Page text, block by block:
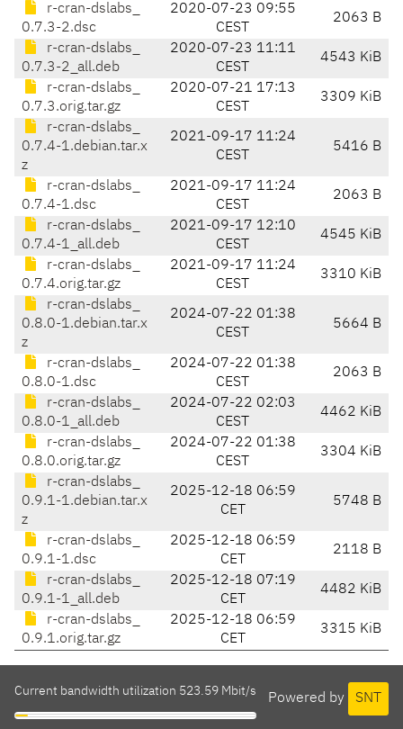
r-cran-dslabs_
0.7.3-2.dsc
2020-07-23 09:55
CEST
2063 B
r-cran-dslabs_
0.7.3-2_all.deb
2020-07-23 11:11
CEST
4543 KiB
r-cran-dslabs_
0.7.3.orig.tar.gz
2020-07-21 17:13
CEST
3309 KiB
r-cran-dslabs_
0.7.4-1.debian.tar.x
z
2021-09-17 11:24
CEST
5416 B
r-cran-dslabs_
0.7.4-1.dsc
2021-09-17 11:24
CEST
2063 B
r-cran-dslabs_
0.7.4-1_all.deb
2021-09-17 12:10
CEST
4545 KiB
r-cran-dslabs_
0.7.4.orig.tar.gz
2021-09-17 11:24
CEST
3310 KiB
r-cran-dslabs_
0.8.0-1.debian.tar.x
z
2024-07-22 01:38
CEST
5664 B
r-cran-dslabs_
0.8.0-1.dsc
2024-07-22 01:38
CEST
2063 B
r-cran-dslabs_
0.8.0-1_all.deb
2024-07-22 02:03
CEST
4462 KiB
r-cran-dslabs_
0.8.0.orig.tar.gz
2024-07-22 01:38
CEST
3304 KiB
r-cran-dslabs_
0.9.1-1.debian.tar.x
z
2025-12-18 06:59
CET
5748 B
r-cran-dslabs_
0.9.1-1.dsc
2025-12-18 06:59
CET
2118 B
r-cran-dslabs_
0.9.1-1_all.deb
2025-12-18 07:19
CET
4482 KiB
r-cran-dslabs_
0.9.1.orig.tar.gz
2025-12-18 06:59
CET
3315 KiB
Powered by SNT
Current bandwidth utilization 523.59 Mbit/s